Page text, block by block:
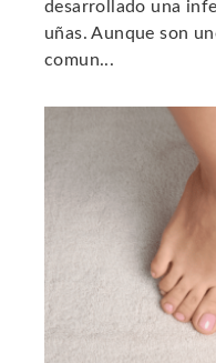
desarrollado una
uñas. Aunque son
comun...